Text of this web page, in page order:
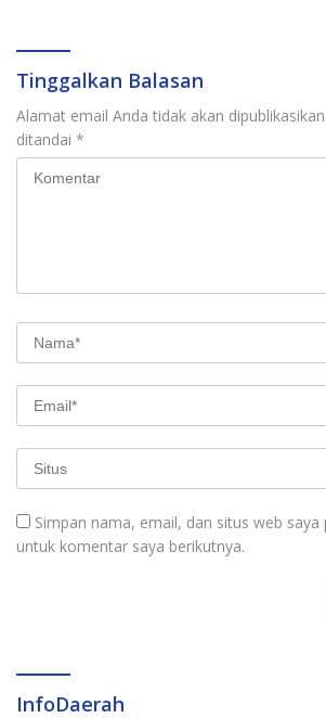
Tinggalkan Balasan
Alamat email Anda tidak akan dipublikasikan.
ditandai *
Simpan nama, email, dan situs web saya
untuk komentar saya berikutnya.
InfoDaerah